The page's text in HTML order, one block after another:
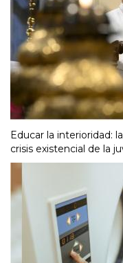
Educar la interioridad:
crisis existencial de la